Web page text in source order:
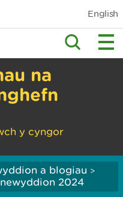
English
na
y cyngor
a blogiau >
2024